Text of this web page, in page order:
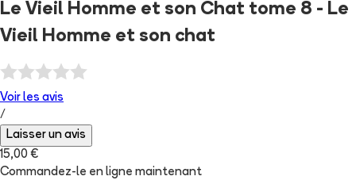
Le Vieil Homme et son Chat tome 8 - Le
Vieil Homme et son chat
Voir les avis
/
Laisser un avis
15,00 €
Commandez-le en ligne maintenant